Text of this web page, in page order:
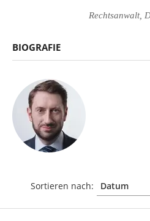
Rechtsanwalt,
BIOGRAFIE
Sortieren nach: